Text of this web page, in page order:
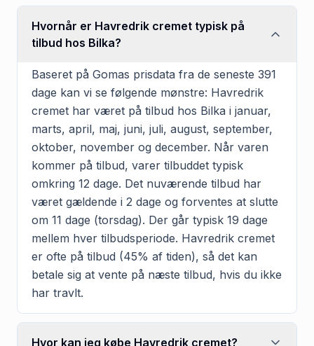
Hvornår er Havredrik cremet typisk på
tilbud hos Bilka?
Baseret på Gomas prisdata fra de seneste 391
dage kan vi se følgende mønstre: Havredrik
cremet har været på tilbud hos Bilka i januar,
marts, april, maj, juni, juli, august, september,
oktober, november og december. Når varen
kommer på tilbud, varer tilbuddet typisk
omkring 12 dage. Det nuværende tilbud har
været gældende i 2 dage og forventes at slutte
om 11 dage (torsdag). Der går typisk 19 dage
mellem hver tilbudsperiode. Havredrik cremet
er ofte på tilbud (45% af tiden), så det kan
betale sig at vente på næste tilbud, hvis du ikke
har travlt.
Hvor kan jeg købe Havredrik cremet?